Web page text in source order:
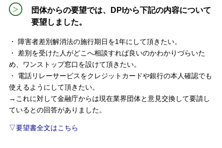
団体からの要望では、DPIから下記の内容について
要望しました。
・ 障害者差別解消法の施行期日を1年にして頂きたい。
・ 差別を受けた人がどこへ相談すれば良いのかわかりづらいた
め、ワンストップ窓口を設けて頂きたい。
・ 電話リレーサービスをクレジットカードや銀行の本人確認でも
使えるようにして頂きたい。
→これに対して金融庁からは現在業界団体と意見交換して要請し
ているとの回答がありました。
▽要望書全文はこちら